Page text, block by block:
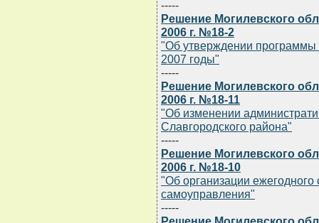
-----
Решение Могилевского
2006 г. №18-2
"Об утверждении программы
2007 годы"
-----
Решение Могилевского
2006 г. №18-11
"Об изменении
Славгородского района"
-----
Решение Могилевского
2006 г. №18-10
"Об организации
самоуправления"
-----